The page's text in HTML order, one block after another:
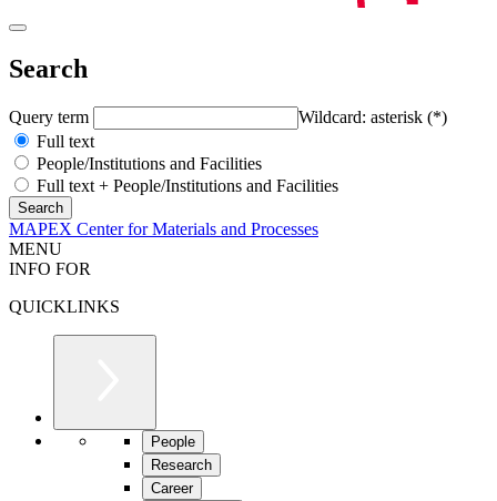
Search
Query term
Wildcard: asterisk (*)
Full text
People/Institutions and Facilities
Full text + People/Institutions and Facilities
MAPEX Center for Materials and Processes
MENU
INFO FOR
QUICKLINKS
People
Research
Career